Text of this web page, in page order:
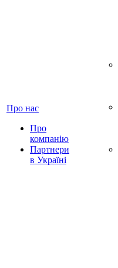
Про нас
Про
компанію
Партнери
в Україні